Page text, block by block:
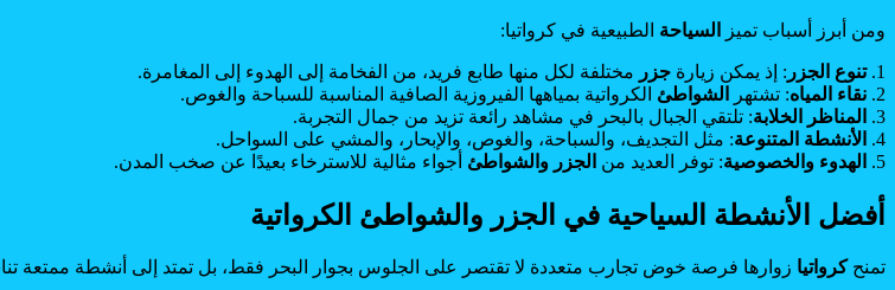
ومن أبرز أسباب تميز السياحة الطبيعية في كرواتيا:
1. تنوع الجزر : إذ يمكن زيارة جزر مختلفة لكل منها طابع فريد، من الفخامة إلى الهدوء إلى المغامرة.
2. نقاء المياه: تشتهر الشواطئ الكرواتية بمياهها الفيروزية الصافية المناسبة للسباحة والغوص.
3.
المناظر الخلابة: تلتقي الجبال بالبحر في مشاهد رائعة تزيد من جمال التجربة.
4.
الأنشطة المتنوعة: مثل التجديف، والسباحة، والغوص، والإبحار، والمشي على السواحل.
5.
الهدوء والخصوصية: توفر العديد من الجزر والشواطئ أجواء مثالية للاسترخاء بعيدًا عن صخب المدن.
أفضل الأنشطة السياحية في الجزر والشواطئ الكرواتية
تمنحكرواتيا زوارها فرصة خوض تجارب متعددة لا تقتصر على الجلوس بجوار البحر فقط، بل تمتد إلى أنشطة ممتعة